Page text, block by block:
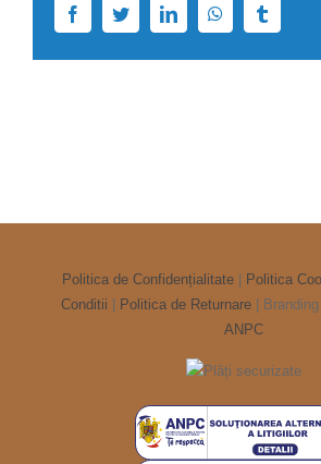
FacebookTwitterLinkedInWhatsApp
Politica de Confidențialitate Politica
Conditii
Politica de Returnare |
ANPC